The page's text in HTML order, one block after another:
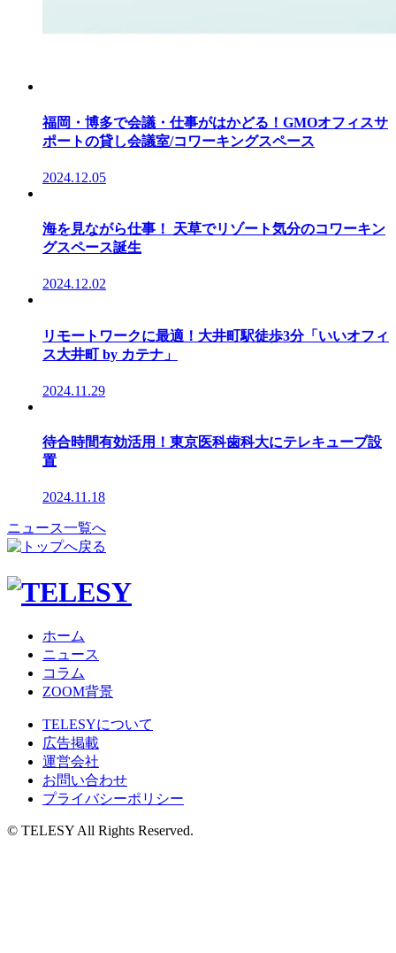
福岡・博多で会議・仕事がはかどる！GMOオフィスサ
ポートの貸し会議室/コワーキングスペース
2024.12.05
海を見ながら仕事！ 天草でリゾート気分のコワーキン
グスペース誕生
2024.12.02
リモートワークに最適！大井町駅徒歩3分「いいオフィ
ス大井町 by カテナ」
2024.11.29
待合時間有効活用！東京医科歯科大にテレキューブ設
置
2024.11.18
ニュース一覧へ
ホーム
ニュース
コラム
ZOOM背景
TELESYについて
広告掲載
運営会社
お問い合わせ
プライバシーポリシー
© TELESY All Rights Reserved.